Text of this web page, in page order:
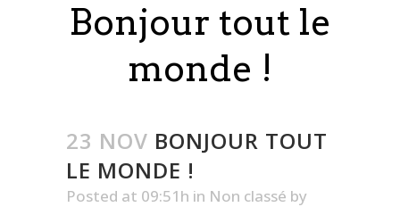
Bonjour tout le
monde !
23 NOV BONJOUR TOUT
LE MONDE !
Posted at 09:51h in Non classé by